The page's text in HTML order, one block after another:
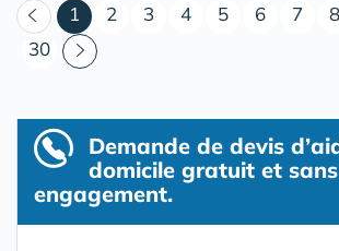
1 (courant)
2 3 4 5 6 7 8
30
Demande de devis
domicile gratuit et sans
engagement.